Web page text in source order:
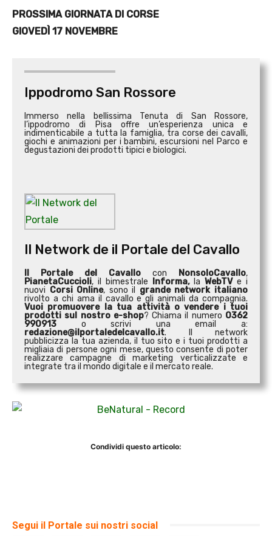
PROSSIMA GIORNATA DI CORSE
GIOVEDÌ 17 NOVEMBRE
Ippodromo San Rossore
Immerso nella bellissima Tenuta di San Rossore,
l’ippodromo di Pisa offre un’esperienza unica e
indimenticabile a tutta la famiglia, tra corse dei cavalli,
giochi e animazioni per i bambini, escursioni nel Parco e
degustazioni dei prodotti tipici e biologici.
Il Network de il Portale del Cavallo
Il Portale del Cavallo con NonsoloCavallo,
PianetaCuccioli, il bimestrale Informa,laWebTVe i
nuovi Corsi Online, sono il grande network italiano
rivolto a chi ama il cavallo e gli animali da compagnia.
Vuoi promuovere la tua attività ovendere i tuoi
prodotti sul nostro e-shop? Chiama il numero 0362
990913 o scrivi una email a:
redazione@ilportaledelcavallo.it. Il network
pubblicizza la tua azienda, il tuo sito e i tuoi prodotti a
migliaia di persone ogni mese, questo consente di poter
realizzare campagne di marketing verticalizzate e
integrate tra il mondo digitale e il mercato reale.
Condividi questo articolo:
Segui il Portale sui nostri social